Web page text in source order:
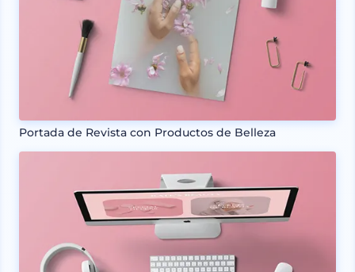
Portada de Revista con Productos de Belleza